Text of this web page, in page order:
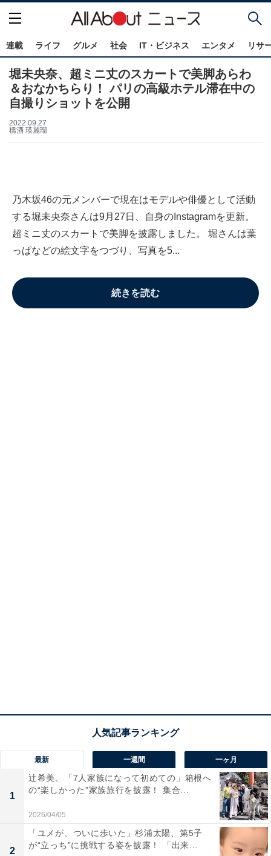
連載 ライフ グルメ 社会 IT・ビジネス エンタメ リサ
堀未央奈、超ミニ丈のスカートで美脚あらわ
＆おなかちらり！ パリの高級ホテル滞在中の
自撮りショットを公開
2022.09.27
橋酒 瑛麗瑠
乃木坂46の元メンバーで現在はモデルや俳優として活動
する堀未央奈さんは9月27日、自身のInstagramを更新。
超ミニ丈のスカートで美脚を披露しました。 堀さんは葉
っぱなどの絵文字をつづり、写真を5...
続きを読む
最新 一週間 一ヶ月
1
辻希美、「7人家族になって初めての」箱根へ
の“楽しかった”家族旅行を披露！ 集合...
2026/04/05
2
「ユメが、ついに歩いた」杉浦太陽、第5子
が“立っち”に挑戦する姿を披露！ 「出来...